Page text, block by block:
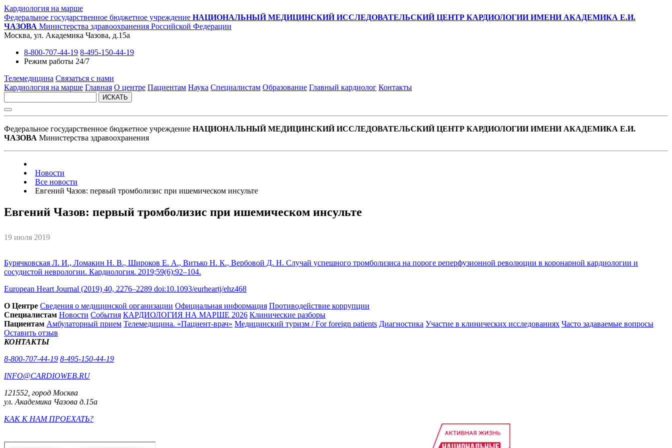
Кардиология на марше
Федеральное государственное бюджетное учреждение НАЦИОНАЛЬНЫЙ МЕДИЦИНСКИЙ ИССЛЕДОВАТЕЛЬСКИЙ ЦЕНТР КАРДИОЛОГИИ ИМЕНИ АКАДЕМИКА Е.И.
ЧАЗОВА Министерства здравоохранения Российской Федерации
Москва, ул. Академика Чазова, д.15а
8-800-707-44-19 8-495-150-44-19
Режим работы 24/7
Телемедицина Связаться с нами
Кардиология на марше Главная О центре Пациентам Наука Специалистам Образование Главный кардиолог Контакты
ИСКАТЬ
Федеральное государственное бюджетное учреждение НАЦИОНАЛЬНЫЙ МЕДИЦИНСКИЙ ИССЛЕДОВАТЕЛЬСКИЙ ЦЕНТР КАРДИОЛОГИИ ИМЕНИ АКАДЕМИКА Е.И.
ЧАЗОВА Министерства здравоохранения
Новости
Все новости
Евгений Чазов: первый тромболизис при ишемическом инсульте
Евгений Чазов: первый тромболизис при ишемическом инсульте
19 июля 2019
Бурячковская Л. И., Ломакин Н. В., Широков Е. А., Витько Н. К., Вербовой Д. Н. Случай успешного тромболизиса на пороге реперфузионной революции в коронарной кардиологии и
сосудистой неврологии. Кардиология. 2019;59(6):92–104.
European Heart Journal (2019) 40, 2276–2289 doi:10.1093/eurheartj/ehz468
О Центре Сведения о медицинской организации Официальная информация Противодействие коррупции
Специалистам Новости События КАРДИОЛОГИЯ НА МАРШЕ 2026 Клинические разборы
Пациентам Амбулаторный прием Телемедицина. «Пациент-врач» Медицинский туризм / For foreign patients Диагностика Участие в клинических исследованиях Часто задаваемые вопросы
Оставить отзыв
КОНТАКТЫ
8-800-707-44-19 8-495-150-44-19
INFO@CARDIOWEB.RU
121552, город Москва
ул. Академика Чазова д.15а
КАК К НАМ ПРОЕХАТЬ?